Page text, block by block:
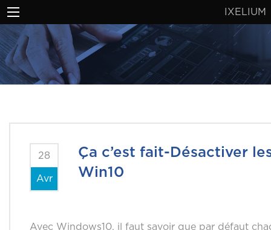
IXELIUM
28
Avr
Ça c’est fait-Désactiver
Win10
Avec Windows10, il faut savoir que par défaut